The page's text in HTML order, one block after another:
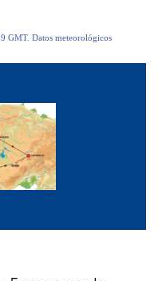
GMT. Datos meteorológicos